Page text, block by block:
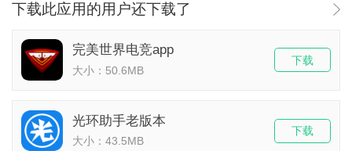
下载此应用的用户还下载了
完美世界电竞app
大小：50.6MB
下载
光环助手老版本
大小：43.5MB
下载